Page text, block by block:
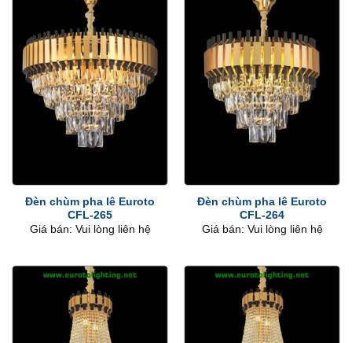
Đèn chùm pha lê Euroto
CFL-265
Giá bán: Vui lòng liên hệ
Đèn chùm pha lê Euroto
CFL-264
Giá bán: Vui lòng liên hệ